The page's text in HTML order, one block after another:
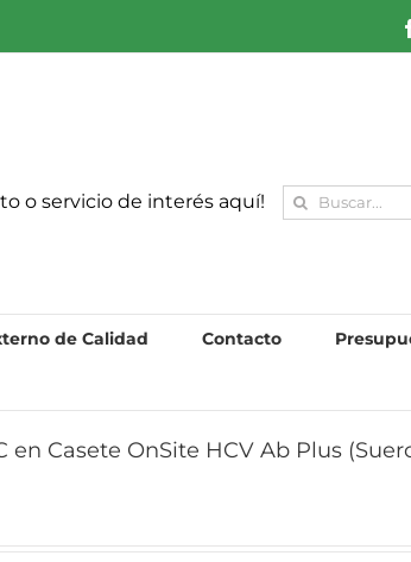
o servicio de interés aquí! Buscar:
de Calidad Contacto
Casete OnSite HCV Ab Plus